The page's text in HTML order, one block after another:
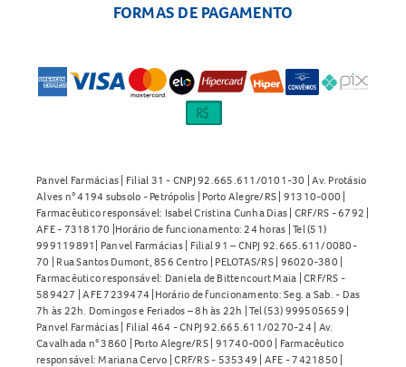
FORMAS DE PAGAMENTO
Panvel Farmácias | Filial 31 - CNPJ 92.665.611/0101-30 | Av. Protásio
Alves n° 4194 subsolo - Petrópolis | Porto Alegre/RS | 91310-000 |
Farmacêutico responsável: Isabel Cristina Cunha Dias | CRF/RS - 6792 |
AFE - 7318170 |Horário de funcionamento: 24 horas | Tel (51)
999119891| Panvel Farmácias | Filial 91 – CNPJ 92.665.611/0080-
70 | Rua Santos Dumont, 856 Centro | PELOTAS/RS | 96020-380 |
Farmacêutico responsável: Daniela de Bittencourt Maia | CRF/RS -
589427 | AFE 7239474 |Horário de funcionamento: Seg. a Sab. - Das
7h às 22h. Domingos e Feriados – 8h às 22h | Tel (53) 999505659 |
Panvel Farmácias | Filial 464 - CNPJ 92.665.611/0270-24 | Av.
Cavalhada n° 3860 | Porto Alegre/RS | 91740-000 | Farmacêutico
responsável: Mariana Cervo | CRF/RS - 535349 | AFE - 7421850 |